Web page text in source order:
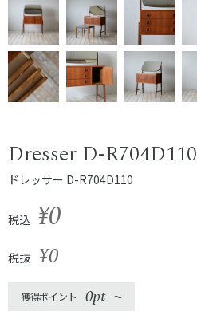
Dresser D-R704D110
ドレッサー D-R704D110
税込 ¥0
税抜 ¥0
獲得ポイント 0pt 〜